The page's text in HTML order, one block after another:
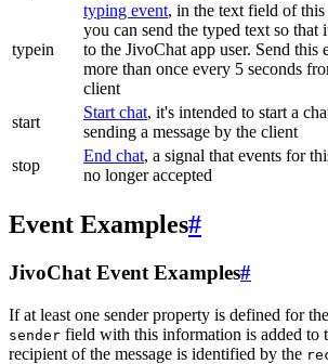
typein
typing event, in the text field of this
you can send the typed text so that
to the JivoChat app user. Send this
more than once every 5 seconds
client
start
Start chat, it's intended to start a
sending a message by the client
stop
End chat, a signal that events for
no longer accepted
Event Examples#
JivoChat Event Examples#
If at least one sender property is defined for
sender field with this information is added to
recipient of the message is identified by the